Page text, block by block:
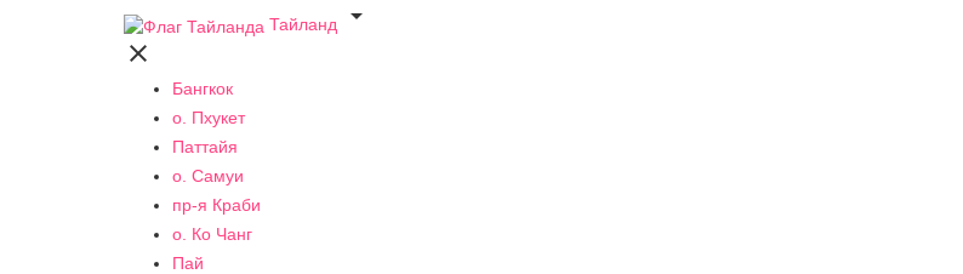
Тайланд


Бангкок
о. Пхукет
Паттайя
о. Самуи
пр-я Краби
о. Ко Чанг
Пай